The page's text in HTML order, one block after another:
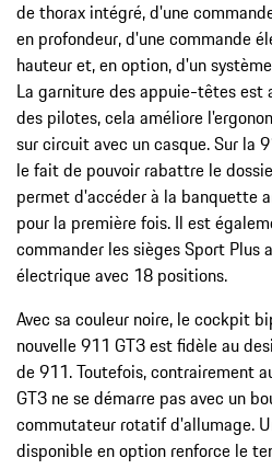
de thorax intégré, d'une
en profondeur, d'une commande
hauteur et, en option, d'un
La garniture des appuie-têtes est
des pilotes, cela améliore
sur circuit avec un casque. Sur la
le fait de pouvoir rabattre le
permet d'accéder à la banquette
pour la première fois. Il est
commander les sièges Sport Plus
électrique avec 18 positions.
Avec sa couleur noire, le cockpit
nouvelle 911 GT3 est fidèle au
de 911. Toutefois, contrairement
GT3 ne se démarre pas avec un
commutateur rotatif d'allumage.
disponible en option renforce le